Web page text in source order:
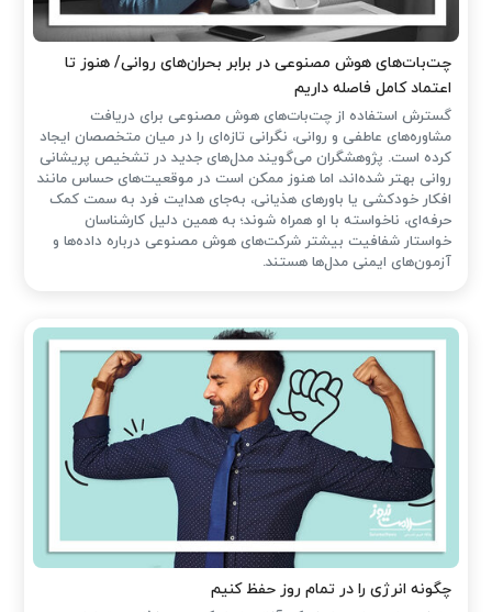
چت‌بات‌های هوش مصنوعی در برابر بحران‌های روانی/ هنوز تا
اعتماد کامل فاصله داریم
گسترش استفاده از چت‌بات‌های هوش مصنوعی برای دریافت
مشاوره‌های عاطفی و روانی، نگرانی تازه‌ای را در میان متخصصان ایجاد
کرده است. پژوهشگران می‌گویند مدل‌های جدید در تشخیص پریشانی
روانی بهتر شده‌اند، اما هنوز ممکن است در موقعیت‌های حساس مانند
افکار خودکشی یا باورهای هذیانی، به‌جای هدایت فرد به سمت کمک
حرفه‌ای، ناخواسته با او همراه شوند؛ به همین دلیل کارشناسان
خواستار شفافیت بیشتر شرکت‌های هوش مصنوعی درباره داده‌ها و
آزمون‌های ایمنی مدل‌ها هستند.
چگونه انرژی را در تمام روز حفظ کنیم